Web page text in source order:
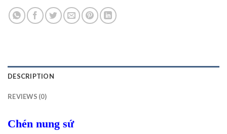
DESCRIPTION
REVIEWS (0)
Chén nung sứ